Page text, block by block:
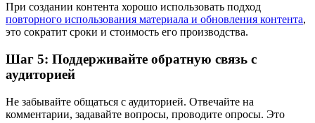
При создании контента хорошо использовать подход
повторного использования материала и обновления контента,
это сократит сроки и стоимость его производства.
Шаг 5: Поддерживайте обратную связь с
аудиторией
Не забывайте общаться с аудиторией. Отвечайте на
комментарии, задавайте вопросы, проводите опросы. Это